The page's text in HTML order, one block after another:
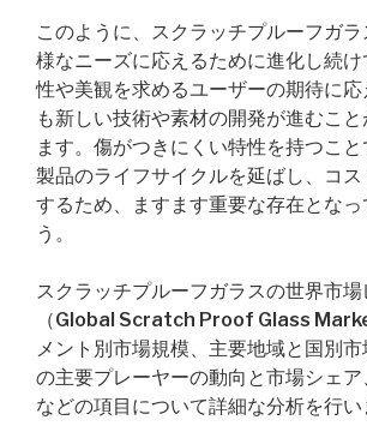
このように、スクラッチプルーフガ
様なニーズに応えるために進化し続
性や美観を求めるユーザーの期待に
も新しい技術や素材の開発が進むこ
ます。傷がつきにくい特性を持つこ
製品のライフサイクルを延ばし、コ
するため、ますます重要な存在となっ
う。
スクラッチプルーフガラスの世界市場
（Global Scratch Proof Glass
メント別市場規模、主要地域と国別
の主要プレーヤーの動向と市場シェ
などの項目について詳細な分析を行い